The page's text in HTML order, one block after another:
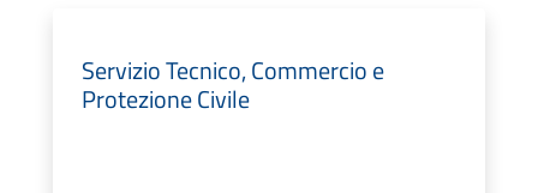
Servizio Tecnico, Commercio e
Protezione Civile